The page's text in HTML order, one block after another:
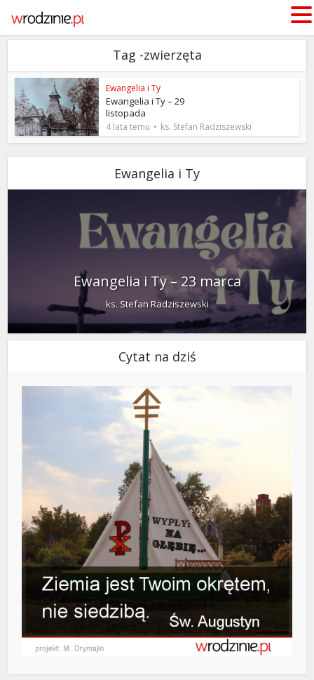
Tag -zwierzęta
Ewangelia i Ty
Ewangelia i Ty – 29
listopada
4 lata temu ks. Stefan Radziszewski
Ewangelia i Ty
Ewangelia i Ty – 23 marca
ks. Stefan Radziszewski
Cytat na dziś